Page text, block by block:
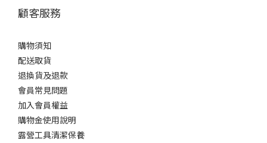
顧客服務
購物須知
配送取貨
退換貨及退款
會員常見問題
加入會員權益
購物金使用說明
露營工具清潔保養